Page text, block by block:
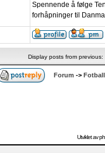
Spennende å følge
forhåpninger til
Display posts from previous:
Forum ->
Utviklet av